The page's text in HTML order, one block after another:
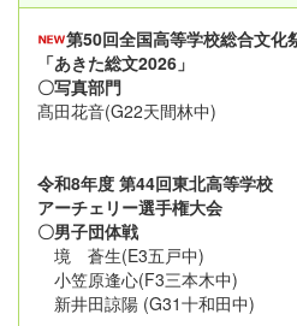
第50回全国高等学校総合文化
「あきた総文2026」
〇写真部門
髙田花音(G22天間林中)
令和8年度 第44回東北高等学校
アーチェリー選手権大会
〇男子団体戦
境 蒼生(E3五戸中)
小笠原逢心(F3三本木中)
新井田諒陽 (G31十和田中)